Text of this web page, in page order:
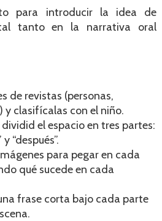
para introducir la idea de
tanto en la narrativa oral
de revistas (personas,
y clasifícalas con el niño.
el espacio en tres partes:
“después”.
para pegar en cada
qué sucede en cada
frase corta bajo cada parte